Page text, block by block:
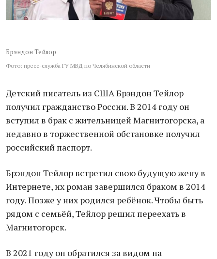
Брэндон Тейлор
Фото: пресс-служба ГУ МВД по Челябинской области
Детский писатель из США Брэндон Тейлор
получил гражданство России. В 2014 году он
вступил в брак с жительницей Магнитогорска, а
недавно в торжественной обстановке получил
российский паспорт.
Брэндон Тейлор встретил свою будущую жену в
Интернете, их роман завершился браком в 2014
году. Позже у них родился ребёнок. Чтобы быть
рядом с семьёй, Тейлор решил переехать в
Магнитогорск.
В 2021 году он обратился за видом на